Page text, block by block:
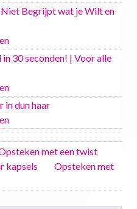
Begrijpt wat je Wilt en
30 seconden! | Voor alle
in dun haar
met een twist
kapsels
Opsteken met